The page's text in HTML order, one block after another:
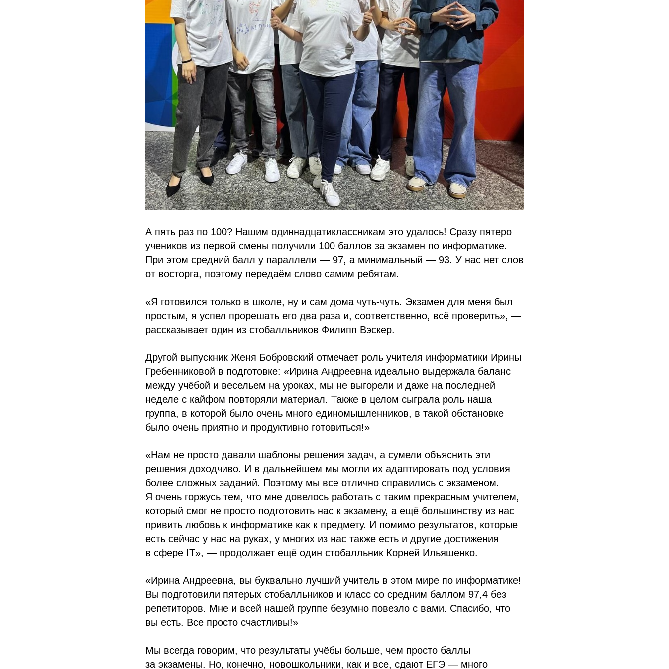
А пять раз по 100? Нашим одиннадцатиклассникам это удалось! Сразу пятеро
учеников из первой смены получили 100 баллов за экзамен по информатике.
При этом средний балл у параллели — 97, а минимальный — 93. У нас нет слов
от восторга, поэтому передаём слово самим ребятам.
«Я готовился только в школе, ну и сам дома чуть-чуть. Экзамен для меня был
простым, я успел прорешать его два раза и, соответственно, всё проверить», —
рассказывает один из стобалльников Филипп Вэскер.
Другой выпускник Женя Бобровский отмечает роль учителя информатики Ирины
Гребенниковой в подготовке: «Ирина Андреевна идеально выдержала баланс
между учёбой и весельем на уроках, мы не выгорели и даже на последней
неделе с кайфом повторяли материал. Также в целом сыграла роль наша
группа, в которой было очень много единомышленников, в такой обстановке
было очень приятно и продуктивно готовиться!»
«Нам не просто давали шаблоны решения задач, а сумели объяснить эти
решения доходчиво. И в дальнейшем мы могли их адаптировать под условия
более сложных заданий. Поэтому мы все отлично справились с экзаменом.
Я очень горжусь тем, что мне довелось работать с таким прекрасным учителем,
который смог не просто подготовить нас к экзамену, а ещё большинству из нас
привить любовь к информатике как к предмету. И помимо результатов, которые
есть сейчас у нас на руках, у многих из нас также есть и другие достижения
в сфере IT», — продолжает ещё один стобалльник Корней Ильяшенко.
«Ирина Андреевна, вы буквально лучший учитель в этом мире по информатике!
Вы подготовили пятерых стобалльников и класс со средним баллом 97,4 без
репетиторов. Мне и всей нашей группе безумно повезло с вами. Спасибо, что
вы есть. Все просто счастливы!»
Мы всегда говорим, что результаты учёбы больше, чем просто баллы
за экзамены. Но, конечно, новошкольники, как и все, сдают ЕГЭ — много